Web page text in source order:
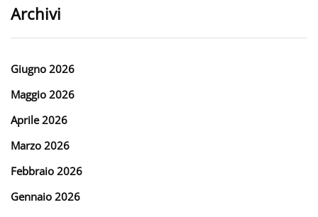
Archivi
Giugno 2026
Maggio 2026
Aprile 2026
Marzo 2026
Febbraio 2026
Gennaio 2026